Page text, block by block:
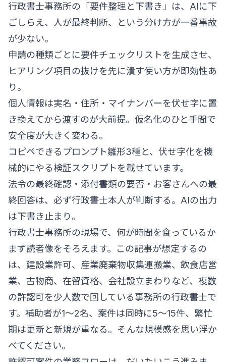
行政書士事務所の「要件整理と下書き」は、AIに下
ごしらえ、人が最終判断、という分け方が一番事故
が少ない。
申請の種類ごとに要件チェックリストを生成させ、
ヒアリング項目の抜けを先に潰す使い方が即効性あ
り。
個人情報は実名・住所・マイナンバーを伏せ字に置
き換えてから渡すのが大前提。仮名化のひと手間で
安全度が大きく変わる。
コピペできるプロンプト雛形3種と、伏せ字化を機
械的にやる検証スクリプトを載せています。
法令の最終確認・添付書類の要否・お客さんへの最
終回答は、必ず行政書士本人が判断する。AIの出力
は下書き止まり。
行政書士事務所の現場で、何が時間を食っているか
まず読者像をそろえます。この記事が想定するの
は、建設業許可、産業廃棄物収集運搬業、飲食店営
業、古物商、在留資格、会社設立まわりなど、複数
の許認可を少人数で回している事務所の行政書士で
す。補助者が1〜2名、案件は同時に5〜15件、繁忙
期は更新と新規が重なる。そんな規模感を思い浮か
べてください。